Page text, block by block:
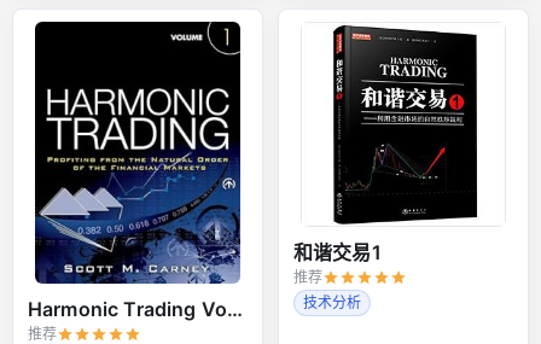
Harmonic Trading Volume 1
推荐
和谐交易1
推荐
技术分析